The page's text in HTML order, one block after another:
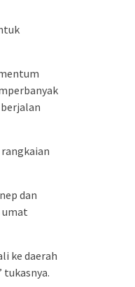
dan
umat
ke daerah
tukasnya.